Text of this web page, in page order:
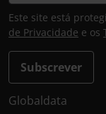
Subscrever
Este site está
de Privacidade e os
Globaldata